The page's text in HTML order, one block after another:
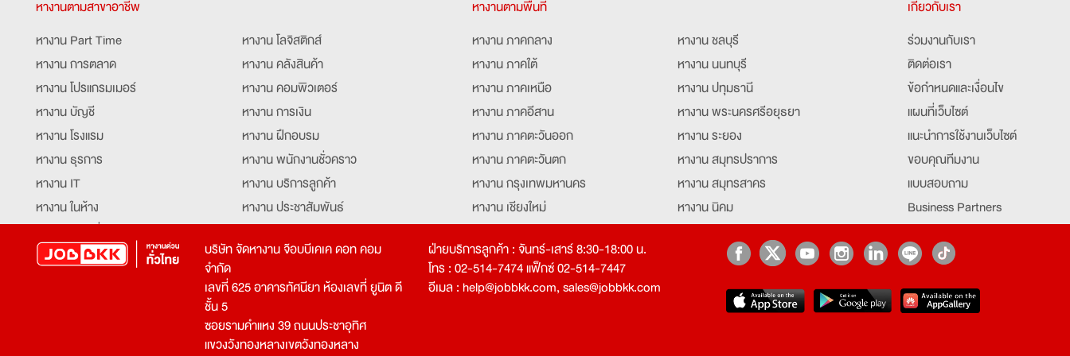
หางานตามสาขาอาชีพ
หางาน Part Time
หางาน การตลาด
หางาน โปรแกรมเมอร์
หางาน บัญชี
หางาน โรงแรม
หางาน ธุรการ
หางาน IT
หางาน ในห้าง
หางาน จัดซื้อ
หางาน โลจิสติกส์
หางาน คลังสินค้า
หางาน คอมพิวเตอร์
หางาน การเงิน
หางาน ฝึกอบรม
หางาน พนักงานชั่วคราว
หางาน บริการลูกค้า
หางาน ประชาสัมพันธ์
หางาน ประสานงาน
หางาน จองตั๋ว
หางาน กุ๊ก
หางาน นักศึกษาฝึกงาน
หางานตามพื้นที่
หางาน ภาคกลาง
หางาน ภาคใต้
หางาน ภาคเหนือ
หางาน ภาคอีสาน
หางาน ภาคตะวันออก
หางาน ภาคตะวันตก
หางาน กรุงเทพมหานคร
หางาน เชียงใหม่
หางาน ชลบุรี
หางาน นนทบุรี
หางาน ปทุมธานี
หางาน พระนครศรีอยุธยา
หางาน ระยอง
หางาน สมุทรปราการ
หางาน สมุทรสาคร
หางาน นิคม
เกี่ยวกับเรา
ร่วมงานกับเรา
ติดต่อเรา
ข้อกำหนดและเงื่อนไข
แผนที่เว็บไซต์
แนะนำการใช้งานเว็บไซต์
ขอบคุณทีมงาน
แบบสอบถาม
Business Partners
Job Index
job
บริษัท จัดหางาน จ๊อบบีเคเค ดอท คอม
จำกัด
เลขที่ 625 อาคารทัศนียา ห้องเลขที่ ยูนิต ดี
ชั้น 5
ซอยรามคำแหง 39 ถนนประชาอุทิศ
แขวงวังทองหลางเขตวังทองหลาง
ฝ่ายบริการลูกค้า : จันทร์-เสาร์ 8:30-18:00 น.
โทร : 02-514-7474 แฟ็กซ์ 02-514-7447
อีเมล : help@jobbkk.com,sales@jobbkk.com